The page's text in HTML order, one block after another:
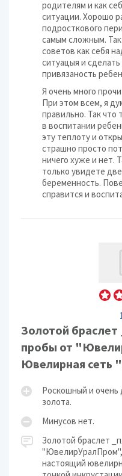
родителям и как
ситуации. Хорошо
подросткового
самым сложным.
советов как себя
ситуацыя и
привязаность
Я очень много
При этом всем, я
правильно. Так что
в воспитании
эту теплоту и
страшно просто
ничего хуже и нет.
только увидете
беременность.
справится и
Золотой браслет
пробы от
Ювелирная сеть
Роскошный и очень
золота.
Минусов нет.
Золотой браслет
настоящий